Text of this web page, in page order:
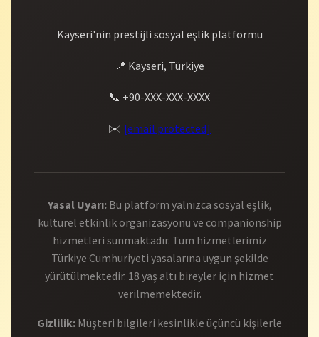
Kayseri'nin prestijli sosyal eşlik platformu
📍 Kayseri, Türkiye
📞 +90-XXX-XXX-XXXX
✉️ [email protected]
Yasal Uyarı:Bu platform yalnızca sosyal eşlik,
kültürel etkinlik organizasyonu ve companionship
hizmetleri sunmaktadır. Tüm hizmetlerimiz
Türkiye Cumhuriyeti yasalarına uygun şekilde
yürütülmektedir. 18 yaş altı bireyler için hizmet
verilmemektedir.
Gizlilik: Müşteri bilgileri kesinlikle üçüncü kişilerle